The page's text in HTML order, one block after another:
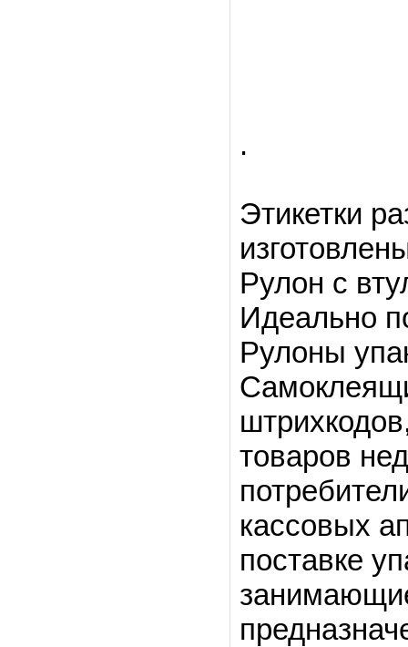
.
Этикетки
Рулон с
Идеально
Рулоны
товаров
кассовых
поставке